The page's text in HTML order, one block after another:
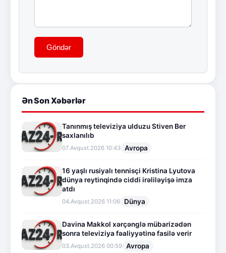
Göndər
Ən Son Xəbərlər
Tanınmış televiziya ulduzu Stiven Ber
saxlanılıb
07.Avqust.2026 10:43 Avropa
16 yaşlı rusiyalı tennisçi Kristina Lyutova
dünya reytinqində ciddi irəliləyişə imza
atdı
04.Avqust.2026 11:06 Dünya
Davina Makkol xərçənglə mübarizədən
sonra televiziya fəaliyyətinə fasilə verir
03.Avqust.2026 00:59 Avropa